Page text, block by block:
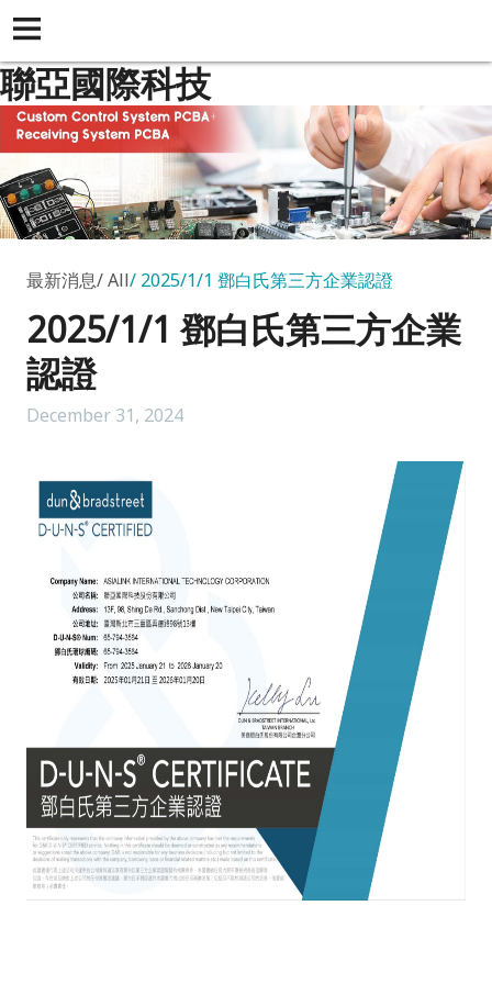
聯亞國際科技
最新消息 All 2025/1/1 鄧白氏第三方企業認證
2025/1/1 鄧白氏第三方企業
認證
December 31, 2024